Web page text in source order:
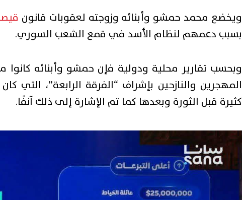
ويخضع محمد حمشو وأبنائه وزوجته لعقوبات قانون
بسبب دعمهم لنظام الأسد في قمع الشعب السوري.
وبحسب تقارير محلية ودولية فإن حمشو وأبنائه
المهجرين والنازحين بإشراف “الفرقة الرابعة”،
كثيرة قبل الثورة وبعدها كما تم الإشارة إلى ذلك آنفًا.